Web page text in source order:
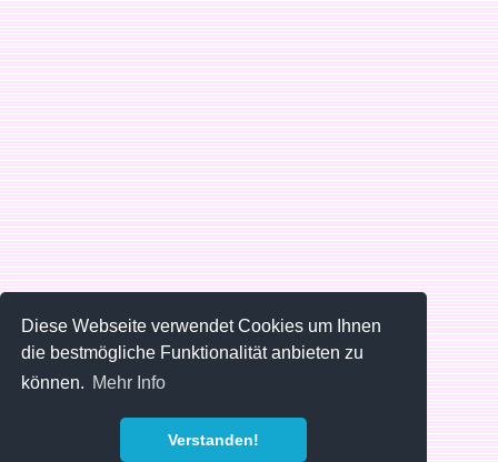
Diese Webseite verwendet Cookies um Ihnen
die bestmögliche Funktionalität anbieten zu
können. Mehr Info
Verstanden!